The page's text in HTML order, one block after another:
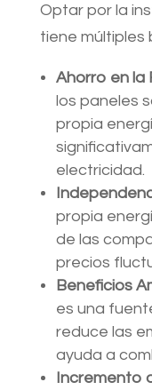
Optar por la
tiene múltiples
Ahorro en la
los paneles
propia
electricidad.
propia
de las
precios
Beneficios
es una
reduce las
ayuda a
Incremento